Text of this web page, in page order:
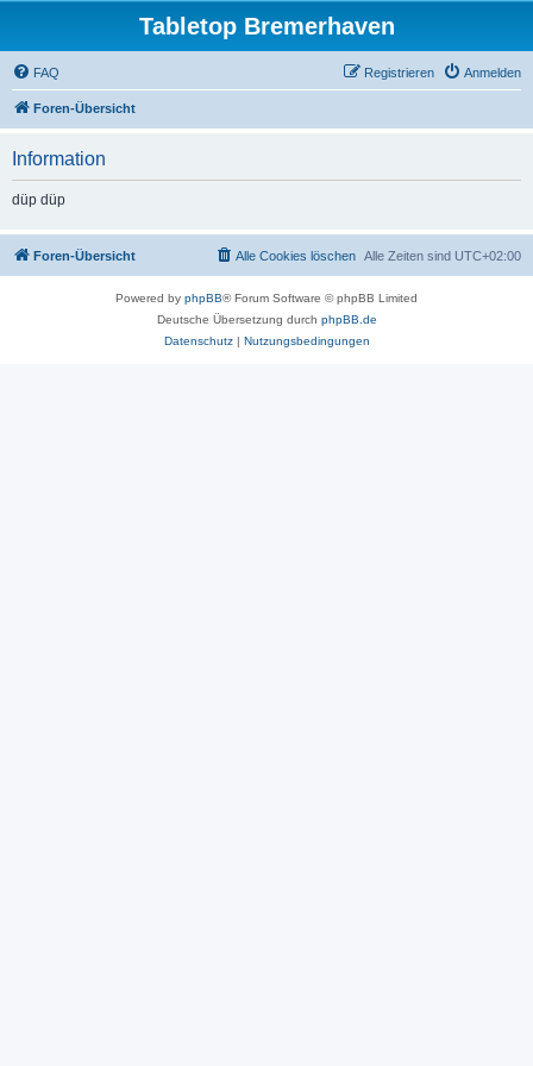
Tabletop Bremerhaven
FAQ Anmelden
Registrieren
Foren-Übersicht
Information
düp düp
Foren-Übersicht Alle Zeiten sind UTC+02:00
Alle Cookies löschen
Powered by phpBB® Forum Software © phpBB Limited
Deutsche Übersetzung durch phpBB.de
Datenschutz| Nutzungsbedingungen